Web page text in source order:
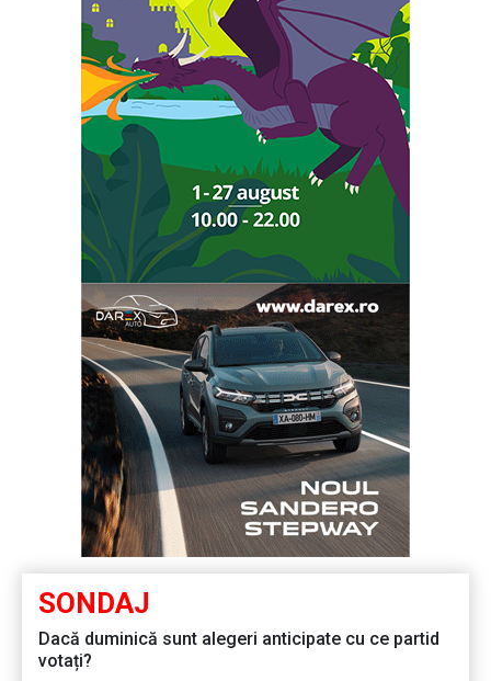
SONDAJ
Dacă duminică sunt alegeri anticipate cu ce partid
votați?